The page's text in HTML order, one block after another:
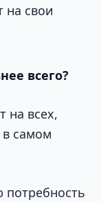
на свои
всего?
на всех,
в самом
потребность